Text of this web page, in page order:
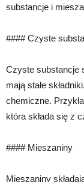
substancje i
#### Czyste
Czyste substancje
mają stałe
chemiczne.
która składa się z
#### Mieszaniny
Mieszaniny